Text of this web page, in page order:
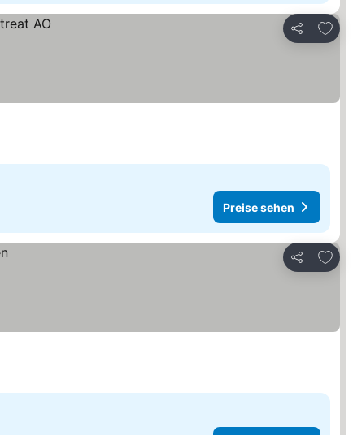
Teilen
Zu
Preise sehen
Teilen
Zu